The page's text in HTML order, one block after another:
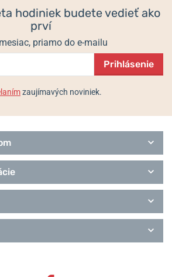
MeisterSinger GmbH & Co. KG, Hafenweg
Münster, Nemecko /
rady MeisterSinger
hodiniek budete vedieť ako
prví
priamo do e-mailu
Prihlásenie
zaujímavých noviniek.